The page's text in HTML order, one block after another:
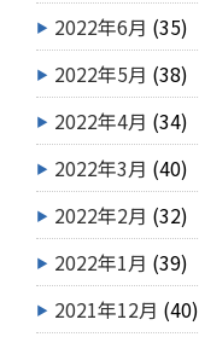
2022年6月 (35)
2022年5月 (38)
2022年4月 (34)
2022年3月 (40)
2022年2月 (32)
2022年1月 (39)
2021年12月 (40)